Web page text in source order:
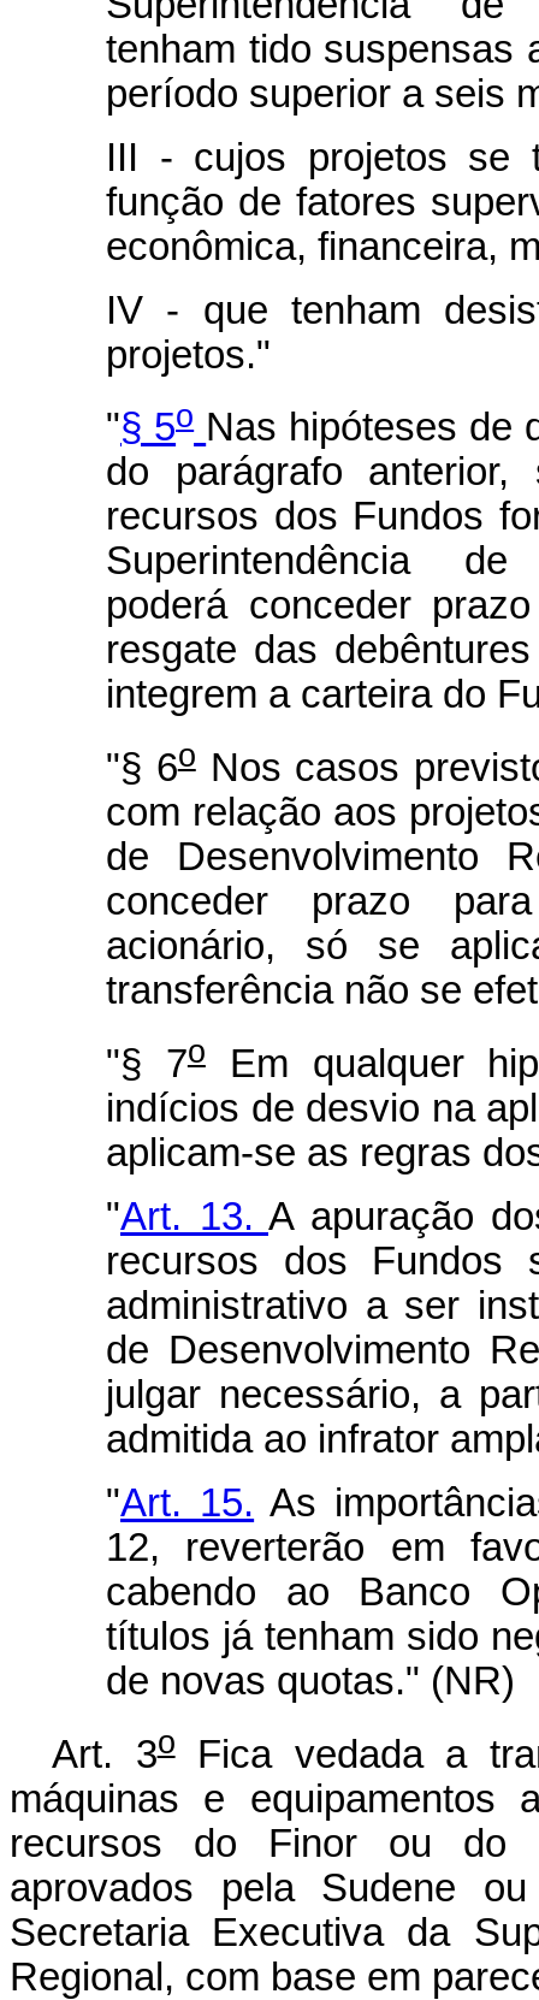
tenham tido suspensas
período superior a seis
III - cujos projetos se
função de fatores
econômica, financeira,
IV - que tenham
projetos."
"§ 5o Nas hipóteses de
do parágrafo
recursos dos Fundos
Superintendência
poderá conceder
resgate das
integrem a carteira do
"§ 6oNos casos
com relação aos
de Desenvolvimento
conceder prazo
acionário, só se
transferência não se
"§ 7oEm qualquer
indícios de desvio na
aplicam-se as regras
"Art. 13. A apuração
recursos dos Fundos
administrativo a ser
de Desenvolvimento
julgar necessário, a
admitida ao infrator
"Art. 15. As
12, reverterão em
cabendo ao Banco
títulos já tenham sido
de novas quotas." (NR)
Art. 3oFica vedada a
máquinas e equipamentos
recursos do Finor ou do
aprovados pela Sudene
Secretaria Executiva da
Regional, com base em